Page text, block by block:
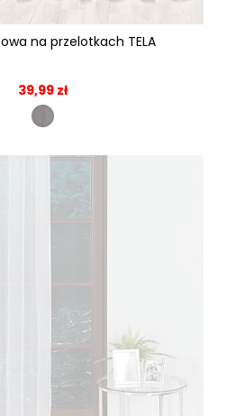
na przelotkach TELA
39,99 zł